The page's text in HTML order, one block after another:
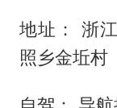
地址： 浙
照乡金坵村